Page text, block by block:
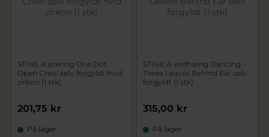
STINE A ørering One Dot
Open Creol sølv forgyldt hvid
zirkon (1 stk)
201,75 kr
På lager
STINE A vedhæng Dancing
Three Leaves Behind Ear sølv
forgyldt (1 stk)
315,00 kr
På lager